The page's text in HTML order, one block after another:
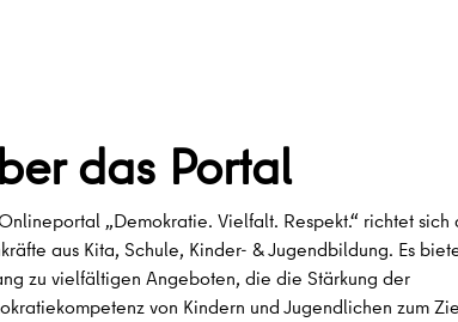
das Portal
„Demokratie. Vielfalt. Respekt.“ richtet sich
aus Kita, Schule, Kinder- & Jugendbildung. Es
zu vielfältigen Angeboten, die die Stärkung der
von Kindern und Jugendlichen zum